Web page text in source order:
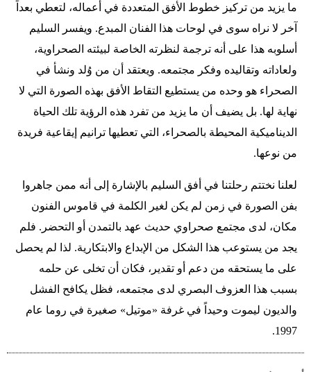
ما يزيد من تركيز خطوط الأفق المتعددة في أعماله، لتعطي بعداً
آخر لا نراه سوى في لوحات هذا الفنان المبدع. ويفسر السليم
أسلوبه هذا على أنه ترجمة لنظرته الخاصة لبيئته الصحراوية،
ولعاداته وتقاليده وفكر مجتمعه. ويعتقد أن من وُلد ونشأ في
الصحراء هو وحده من يستطيع التقاط الأفق بهذه الصورة التي لا
نهاية لها. بل يضيف أن ما يزيد من تفرد هذه الرؤية تلك الحياة
الديناميكية المحيطة بالصحراء، التي تعطيها ترانيم إيقاعية فريدة
من نوعها.
لعلنا نختتم رحلتنا في أفق السليم بالإشارة إلى أنه ممن جاهروا
بفن الصورة في زمن لم يكن لغير الكلمة في قاموس الفنون
مكان، لدى مجتمع صحراوي حديث عهد بالتمدن أو التحضر. فلم
يجد من يستوعب هذا الشكل من الإبداع والابتكارية. لذا لم يحصل
على ما يستحقه من دعم أو تقدير، فكان أن تخلى عن حلمه
بسبب هذا العزوف البصري لدى مجتمعه، فظل يكافح الفشل
والديون ليموت وحيداً في غرفة «موتيل» صغيرة في روما عام
1997.